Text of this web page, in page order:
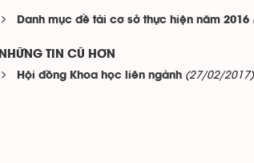
Danh mục đề tài cơ sở thực hiện năm 2016
NHỮNG TIN CŨ HƠN
Hội đồng Khoa học liên ngành (27/02/2017)